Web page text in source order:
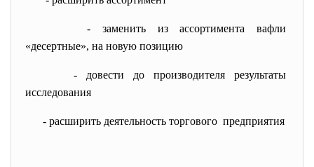
- заменить из ассортиментавафли
«десертные», на новую позицию
- довести до производителярезультаты
исследования
- расширить деятельность торгового предприятия